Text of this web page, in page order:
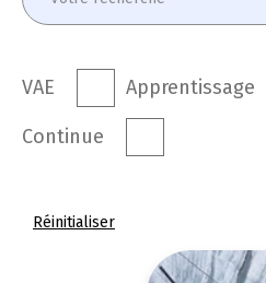
VAE Apprentissage
Continue
Réinitialiser